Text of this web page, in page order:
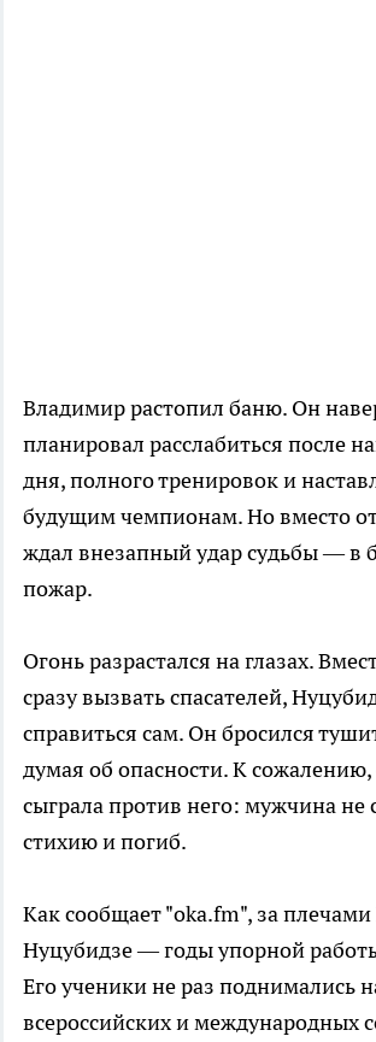
Владимир растопил баню. Он
планировал расслабиться после
дня, полного тренировок и
будущим чемпионам. Но вместо
ждал внезапный удар судьбы — в
пожар.
Огонь разрастался на глазах.
сразу вызвать спасателей,
справиться сам. Он бросился
думая об опасности. К сожалению,
сыграла против него: мужчина не
стихию и погиб.
Как сообщает "oka.fm", за
Нуцубидзе — годы упорной
Его ученики не раз поднимались
всероссийских и международных